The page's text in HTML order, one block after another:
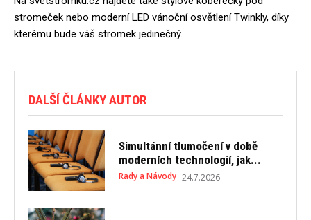
stromeček nebo moderní LED vánoční osvětlení Twinkly, díky
kterému bude váš stromek jedinečný.
DALŠÍ ČLÁNKY AUTOR
Simultánní tlumočení v době
moderních technologií, jak...
Rady a Návody 24.7.2026